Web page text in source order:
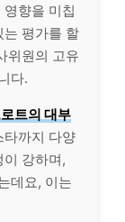
향을 미칩
는 평가를 할
위원의 고유
다.
트의 대부
타까지 다양
강하며,
데요, 이는